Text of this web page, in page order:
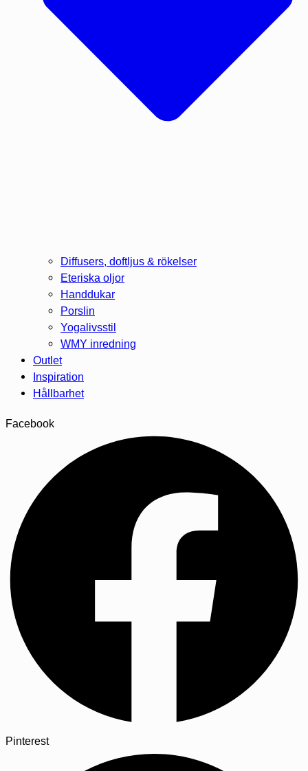
Diffusers, doftljus & rökelser
Eteriska oljor
Handdukar
Porslin
Yogalivsstil
WMY inredning
Outlet
Inspiration
Hållbarhet
Facebook
Pinterest